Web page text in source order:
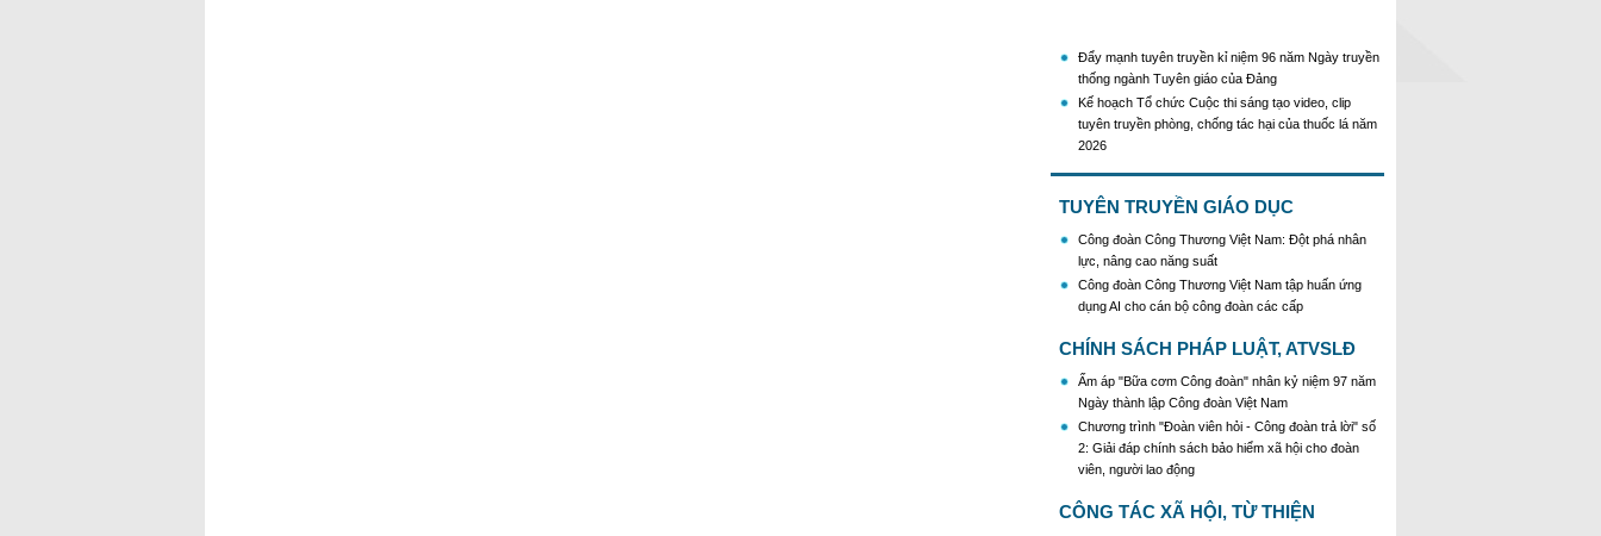
thống ngành Tuyên giáo của Đảng
Kế hoạch Tổ chức Cuộc thi sáng tạo video, clip
tuyên truyền phòng, chống tác hại của thuốc lá năm
2026
hiện Chỉ thị số 58/CT-TW ngày 10/01/2026 của Ban
Bí thư TW Đảng về "Tăng cường sự lãnh đạo của
Đảng đối với công tác truyên truyền,giáo dục chính
trị,tư tưởng,pháp luật cho công nhân trong tình hình
mới"
Triển khai thực hiện Hướng dẫn số 28/HD-
BTGDVTW về xác định, lựa chọn ngày truyền thống,
máy của hệ thống chính trị
Triển khai truyền thông "Chiến dịch 500 ngày đêm
đẩy mạnh thực hiện tìm kiếm, quy tập và xác định
danh tính hài cốt liệt sĩ"
Hướng dẫn tuyên truyền kỷ niệm 97 năm Ngày
thành lập Công đoàn Việt Nam (28/7/1929 -
Khẩu hiệu tuyên truyền trong nhiệm kỳ Đại hội XIV
TUYÊN TRUYỀN GIÁO DỤC
Công đoàn Công Thương Việt Nam: Đột phá nhân
lực, nâng cao năng suất
Công đoàn Công Thương Việt Nam tập huấn ứng
dụng AI cho cán bộ công đoàn các cấp
CHÍNH SÁCH PHÁP LUẬT, ATVSLĐ
Ấm áp "Bữa cơm Công đoàn" nhân kỷ niệm 97 năm
Ngày thành lập Công đoàn Việt Nam
Chương trình "Đoàn viên hỏi - Công đoàn trả lời" số
2: Giải đáp chính sách bảo hiểm xã hội cho đoàn
viên, người lao động
CÔNG TÁC XÃ HỘI, TỪ THIỆN